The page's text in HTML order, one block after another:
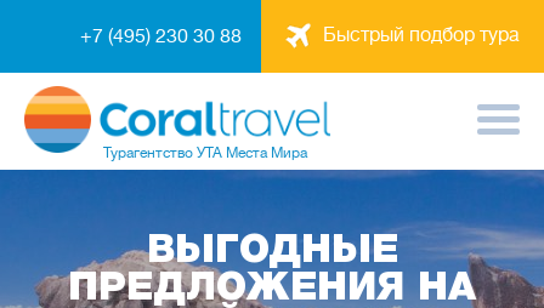
Быстрый подбор тура
+7 (495) 230 30 88
Турагентство УТА Места Мира
ВЫГОДНЫЕ
ПРЕДЛОЖЕНИЯ НА